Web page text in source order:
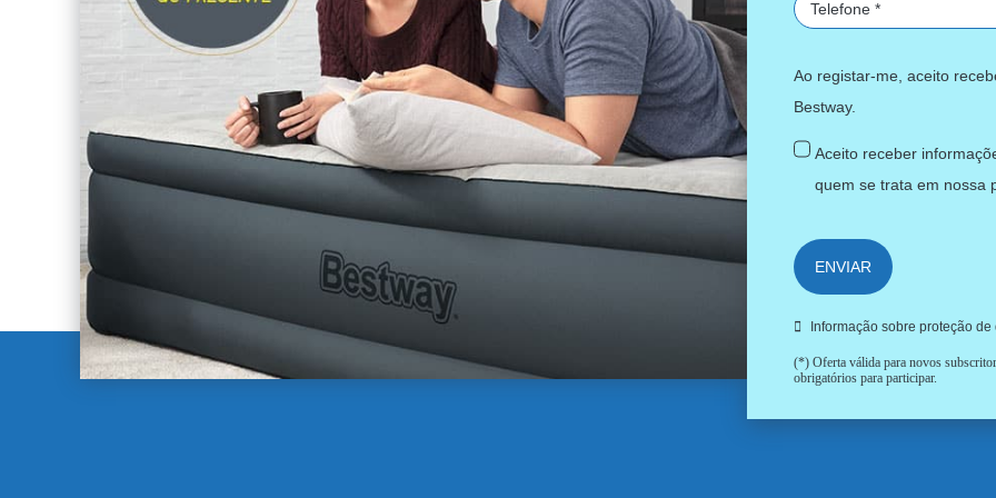
Ao registar-me, aceito
Bestway.
Aceito receber
quem se trata em nossa
ENVIAR
Informação sobre proteção de
(*) Oferta válida para novos
obrigatórios para participar.